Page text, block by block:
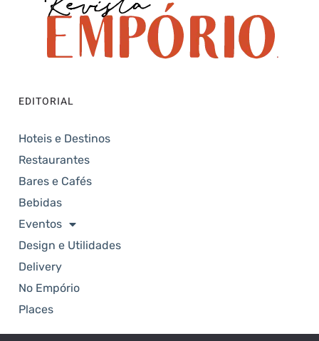
EDITORIAL
Hoteis e Destinos
Restaurantes
Bares e Cafés
Bebidas
Eventos
Design e Utilidades
Delivery
No Empório
Places